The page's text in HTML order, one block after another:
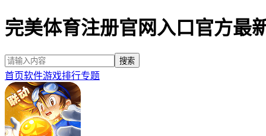
完美体育注册官网入口官方最
首页软件游戏排行专题